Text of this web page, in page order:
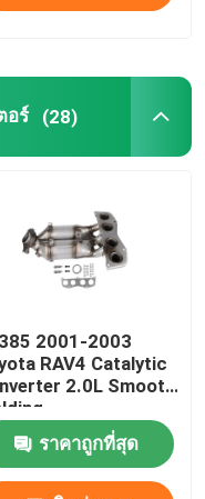
อร์ (28)
2001-2003
RAV4 Catalytic
2.0L Smooth
ราคาถูกที่สุด